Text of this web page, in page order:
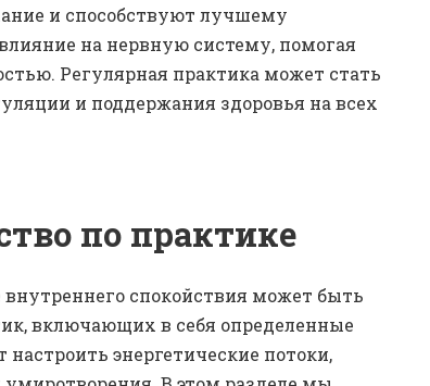
и способствуют лучшему
на нервную систему, помогая
Регулярная практика может стать
и поддержания здоровья на всех
по практике
спокойствия может быть
включающих в себя определенные
энергетические потоки,